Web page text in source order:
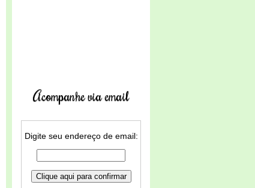
Acompanhe via email
Digite seu endereço de email: